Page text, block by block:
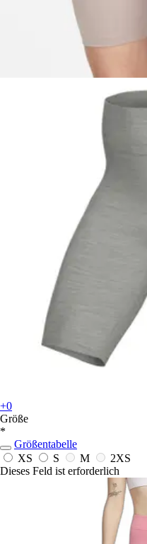
+0
Größe
*
Größentabelle
XS
S M
2XS
Dieses Feld ist erforderlich